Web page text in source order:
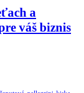
a
váš biznis